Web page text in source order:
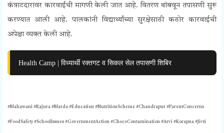
कंत्राटदारावर कारवाईची मागणी केली जात आहे. वितरण थांबवून तपासणी सुरू
करण्यात आली आहे. पालकांनी विद्यार्थ्यांच्या सुरक्षेसाठी कठोर कारवाईची
अपेक्षा व्यक्त केली आहे.
Health Camp | विध्यार्थी रक्तगट व सिकल सेल तपासणी शिबिर
#Mahawani #Rajura #Marda #Education #NutritionScheme #Chandrapur #ParentConcerns
#FoodSafety #SchoolIssues #GovernmentAction #ChocoContamination #Arvi #Korapna #Jivti